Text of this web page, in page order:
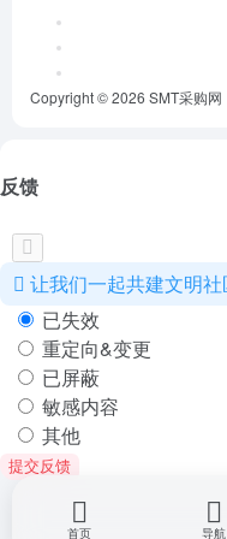
Copyright © 2026 SMT采购网
反馈
让我们一起共建文明
已失效
重定向&变更
已屏蔽
敏感内容
其他
提交反馈
首页 导航